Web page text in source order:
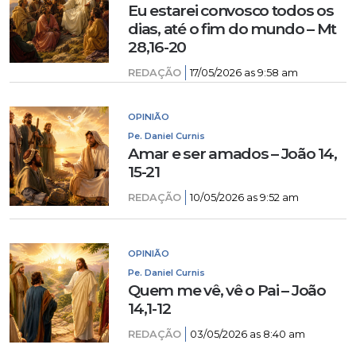
Eu estarei convosco todos os
dias, até o fim do mundo – Mt
28,16-20
REDAÇÃO 17/05/2026 as 9:58 am
OPINIÃO
Pe. Daniel Curnis
Amar e ser amados – João 14,
15-21
REDAÇÃO 10/05/2026 as 9:52 am
OPINIÃO
Pe. Daniel Curnis
Quem me vê, vê o Pai – João
14,1-12
REDAÇÃO 03/05/2026 as 8:40 am